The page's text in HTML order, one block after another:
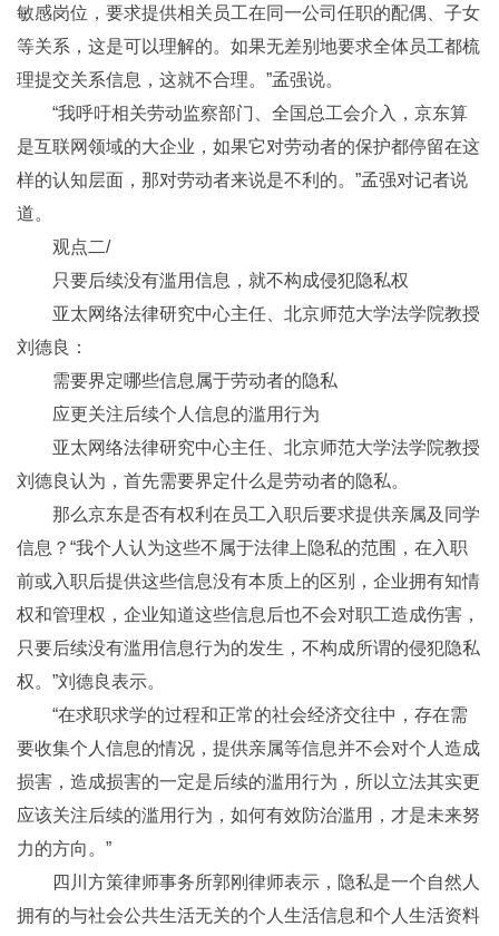
敏感岗位，要求提供相关员工在同一公司任职的配偶、子女
等关系，这是可以理解的。如果无差别地要求全体员工都梳
理提交关系信息，这就不合理。”孟强说。
“我呼吁相关劳动监察部门、全国总工会介入，京东算
是互联网领域的大企业，如果它对劳动者的保护都停留在这
样的认知层面，那对劳动者来说是不利的。”孟强对记者说
道。
观点二/
只要后续没有滥用信息，就不构成侵犯隐私权
亚太网络法律研究中心主任、北京师范大学法学院教授
刘德良：
需要界定哪些信息属于劳动者的隐私
应更关注后续个人信息的滥用行为
亚太网络法律研究中心主任、北京师范大学法学院教授
刘德良认为，首先需要界定什么是劳动者的隐私。
那么京东是否有权利在员工入职后要求提供亲属及同学
信息？“我个人认为这些不属于法律上隐私的范围，在入职
前或入职后提供这些信息没有本质上的区别，企业拥有知情
权和管理权，企业知道这些信息后也不会对职工造成伤害，
只要后续没有滥用信息行为的发生，不构成所谓的侵犯隐私
权。”刘德良表示。
“在求职求学的过程和正常的社会经济交往中，存在需
要收集个人信息的情况，提供亲属等信息并不会对个人造成
损害，造成损害的一定是后续的滥用行为，所以立法其实更
应该关注后续的滥用行为，如何有效防治滥用，才是未来努
力的方向。”
四川方策律师事务所郭刚律师表示，隐私是一个自然人
拥有的与社会公共生活无关的个人生活信息和个人生活资料